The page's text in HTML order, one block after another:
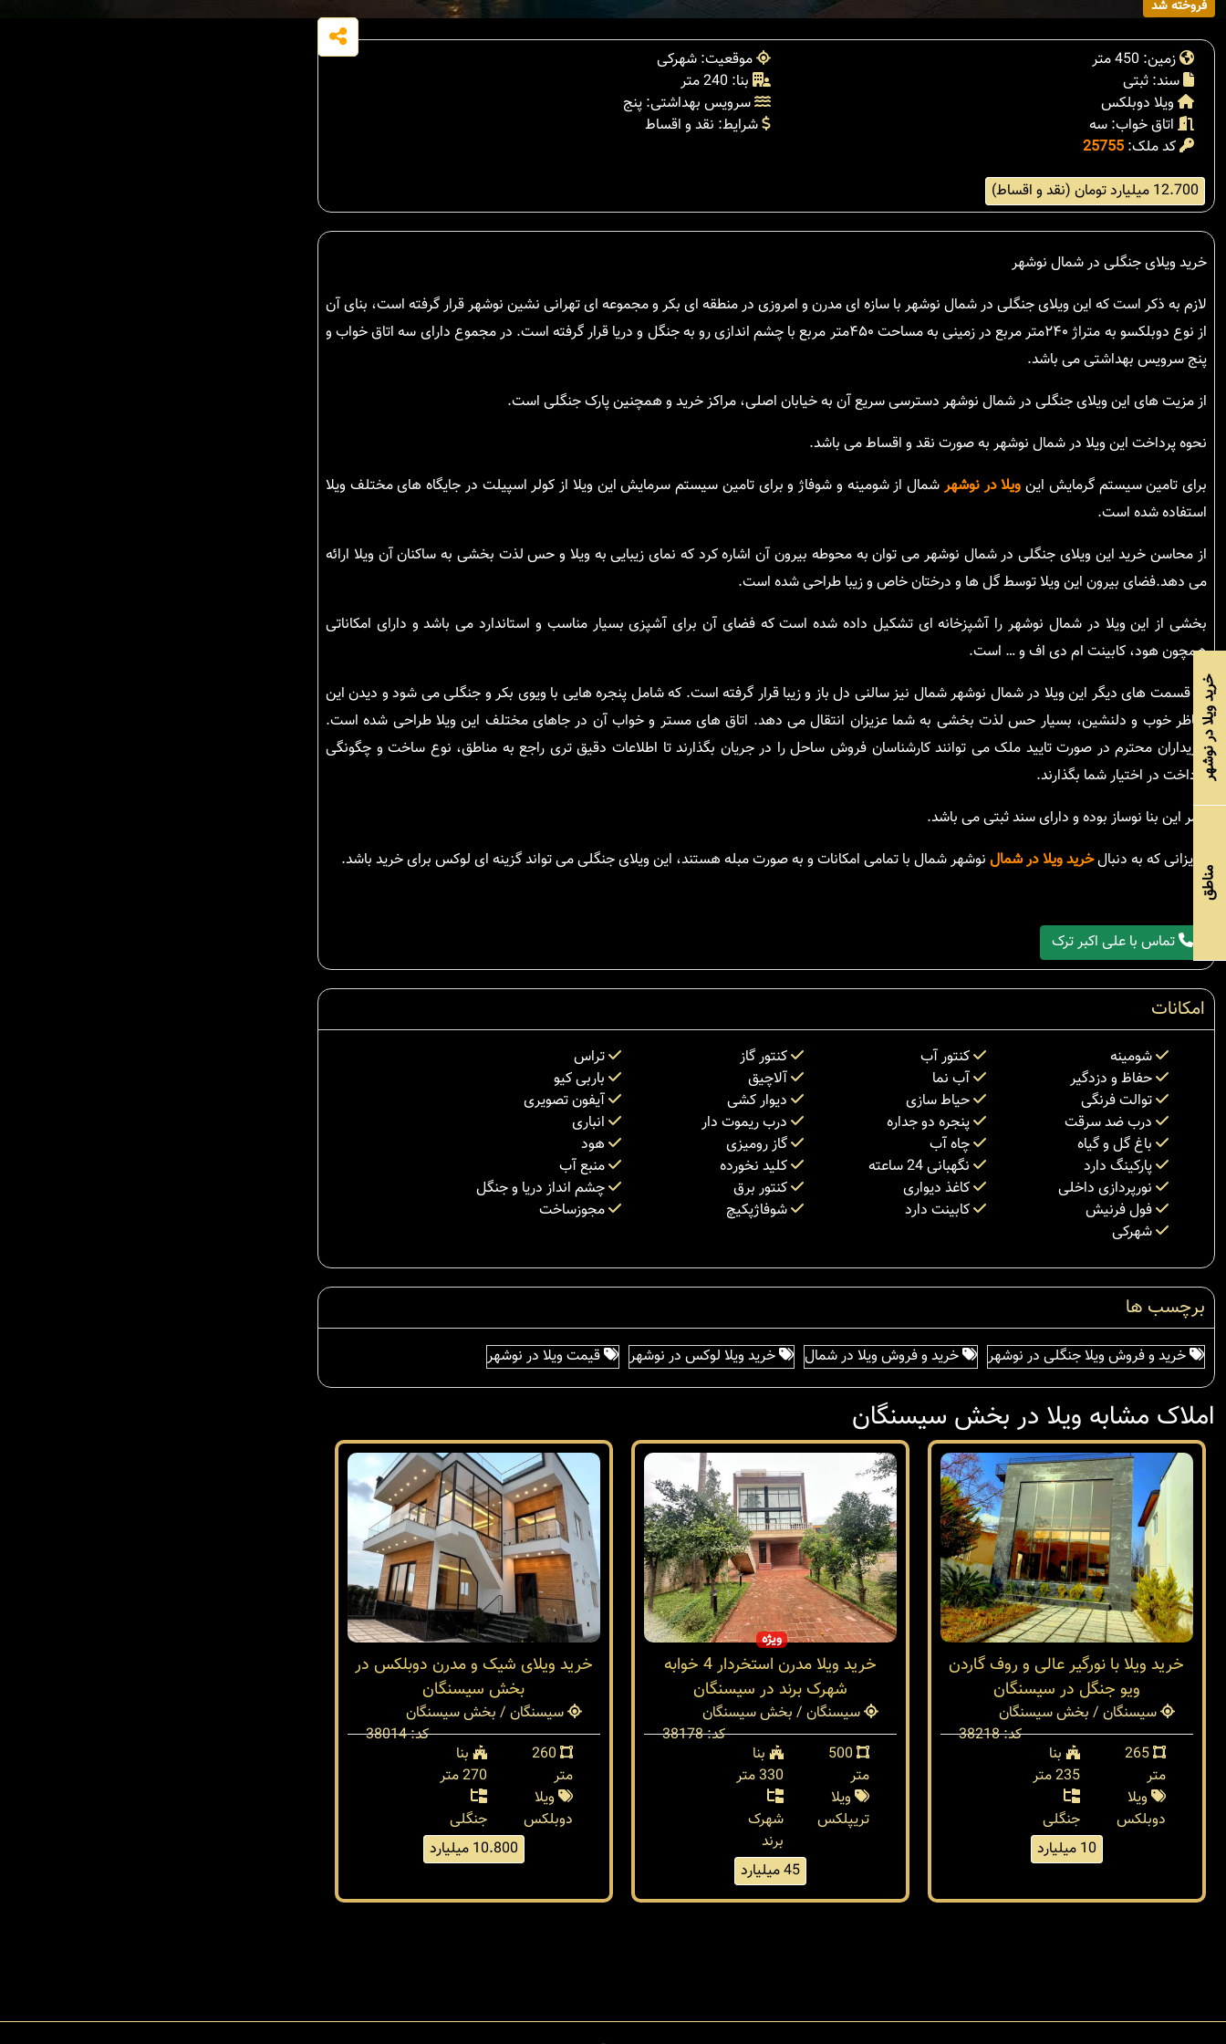
فروخته شد
زمین: 450 متر
موقعیت: شهرکی
سند: ثبتی
بنا: 240 متر
ویلا دوبلکس
سرویس بهداشتی: پنج
اتاق خواب: سه
شرایط: نقد و اقساط
کد ملک: 25755
12.700 میلیارد تومان (نقد و اقساط)
خرید ویلای جنگلی در شمال نوشهر
لازم به ذکر است که این ویلای جنگلی در شمال نوشهر با سازه ای مدرن و امروزی در منطقه ای بکر و مجموعه ای تهرانی نشین نوشهر قرار گرفته است، بنای آن
از نوع دوبلکسو به متراژ ۲۴۰متر مربع در زمینی به مساحت ۴۵۰متر مربع با چشم اندازی رو به جنگل و دریا قرار گرفته است. در مجموع دارای سه اتاق خواب و
پنج سرویس بهداشتی می باشد.
از مزیت های این ویلای جنگلی در شمال نوشهر دسترسی سریع آن به خیابان اصلی، مراکز خرید و همچنین پارک جنگلی است.
نحوه پرداخت این ویلا در شمال نوشهر به صورت نقد و اقساط می باشد.
برای تامین سیستم گرمایش این ویلا در نوشهر شمال از شومینه و شوفاژ و برای تامین سیستم سرمایش این ویلا از کولر اسپیلت در جایگاه های مختلف ویلا
استفاده شده است.
از محاسن خرید این ویلای جنگلی در شمال نوشهر می توان به محوطه بیرون آن اشاره کرد که نمای زیبایی به ویلا و حس لذت بخشی به ساکنان آن ویلا ارائه
می دهد.فضای بیرون این ویلا توسط گل ها و درختان خاص و زیبا طراحی شده است.
بخشی از این ویلا در شمال نوشهر را آشپزخانه ای تشکیل داده شده است که فضای آن برای آشپزی بسیار مناسب و استاندارد می باشد و دارای امکاناتی
همچون هود، کابینت ام دی اف و … است.
در قسمت های دیگر این ویلا در شمال نوشهر شمال نیز سالنی دل باز و زیبا قرار گرفته است. که شامل پنجره هایی با ویوی بکر و جنگلی می شود و دیدن این
مناظر خوب و دلنشین، بسیار حس لذت بخشی به شما عزیزان انتقال می دهد. اتاق های مستر و خواب آن در جاهای مختلف این ویلا طراحی شده است.
خریداران محترم در صورت تایید ملک می توانند کارشناسان فروش ساحل را در جریان بگذارند تا اطلاعات دقیق تری راجع به مناطق، نوع ساخت و چگونگی
پرداخت در اختیار شما بگذارند.
عمر این بنا نوساز بوده و دارای سند ثبتی می باشد.
عزیزانی که به دنبالخرید ویلا در شمال نوشهر شمال با تمامی امکانات و به صورت مبله هستند، این ویلای جنگلی می تواند گزینه ای لوکس برای خرید باشد.
تماس با علی اکبر ترک
امکانات
شومینه کنتور آب کنتور گاز
تراس
حفاظ و دزدگیر
آب نما آلاچیق
باربی کیو
توالت فرنگی
حیاط سازی دیوار کشی
آیفون تصویری
درب ضد سرقت
پنجره دو جداره درب ریموت دار
انباری
باغ گل و گیاه
چاه آب گاز رومیزی
هود
پارکینگ دارد
نگهبانی 24 ساعته کلید نخورده
منبع آب
نورپردازی داخلی
کاغذ دیواری کنتور برق
چشم انداز دریا و جنگل
فول فرنیش
کابینت دارد شوفاژپکیچ
مجوزساخت
شهرکی
برچسب ها
خرید و فروش ویلا جنگلی در نوشهر خرید و فروش ویلا در شمال خرید ویلا لوکس در نوشهر قیمت ویلا در نوشهر
املاک مشابه ویلا در بخش سیسنگان
خرید ویلا با نورگیر عالی و روف گاردن
ویو جنگل در سیسنگان
سیسنگان / بخش سیسنگان
کد: 38218
265
متر
بنا
235 متر
ویلا
دوبلکس
جنگلی
10 میلیارد
ویژه
خرید ویلا مدرن استخردار 4 خوابه
شهرک برند در سیسنگان
سیسنگان / بخش سیسنگان
کد: 38178
500
متر
بنا
330 متر
ویلا
تریپلکس
شهرک
برند
45 میلیارد
خرید ویلای شیک و مدرن دوبلکس در
بخش سیسنگان
سیسنگان / بخش سیسنگان
کد: 38014
260
متر
بنا
270 متر
ویلا
دوبلکس
جنگلی
10.800 میلیارد
خرید ویلا در نوشهر
مناطق